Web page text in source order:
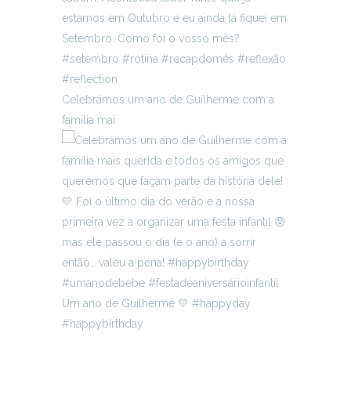
Celebrámos um ano de Guilherme com a
família mai
Um ano de Guilherme 💛 #happyday
#happybirthday